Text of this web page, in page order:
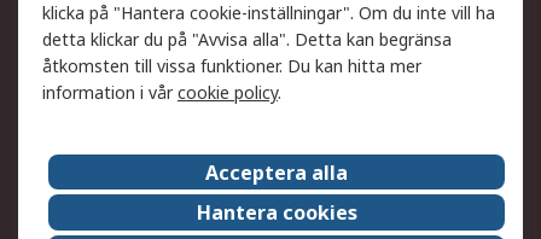
Leverans
Spåra din order
Begär en fakturakopi
Fördelar med RS-konto
Betalningsalternativ
Om RS
Försäljningsvillkor
Det juridiska
Press Centre
klicka på "Hantera cookie-inställningar". Om du inte vill ha
detta klickar du på "Avvisa alla". Detta kan begränsa
åtkomsten till vissa funktioner. Du kan hitta mer
information i vårcookie policy.
Acceptera alla
Hantera cookies